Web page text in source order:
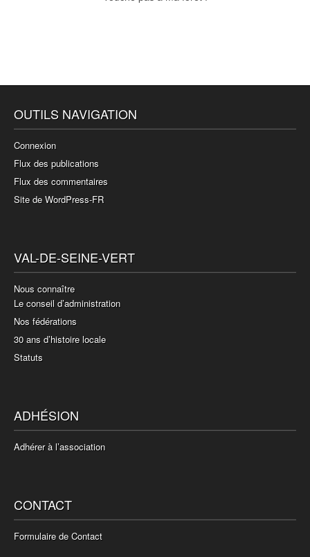
OUTILS NAVIGATION
Connexion
Flux des publications
Flux des commentaires
Site de WordPress-FR
VAL-DE-SEINE-VERT
Nous connaître
Le conseil d’administration
Nos fédérations
30 ans d’histoire locale
Statuts
ADHÉSION
Adhérer à l’association
CONTACT
Formulaire de Contact